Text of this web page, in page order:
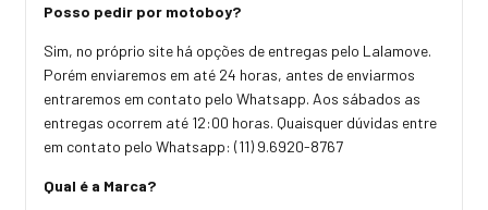
Posso pedir por motoboy?
Sim, no próprio site há opções de entregas pelo Lalamove.
Porém enviaremos em até 24 horas, antes de enviarmos
entraremos em contato pelo Whatsapp. Aos sábados as
entregas ocorrem até 12:00 horas. Quaisquer dúvidas entre
em contato pelo Whatsapp: (11) 9.6920-8767
Qual é a Marca?